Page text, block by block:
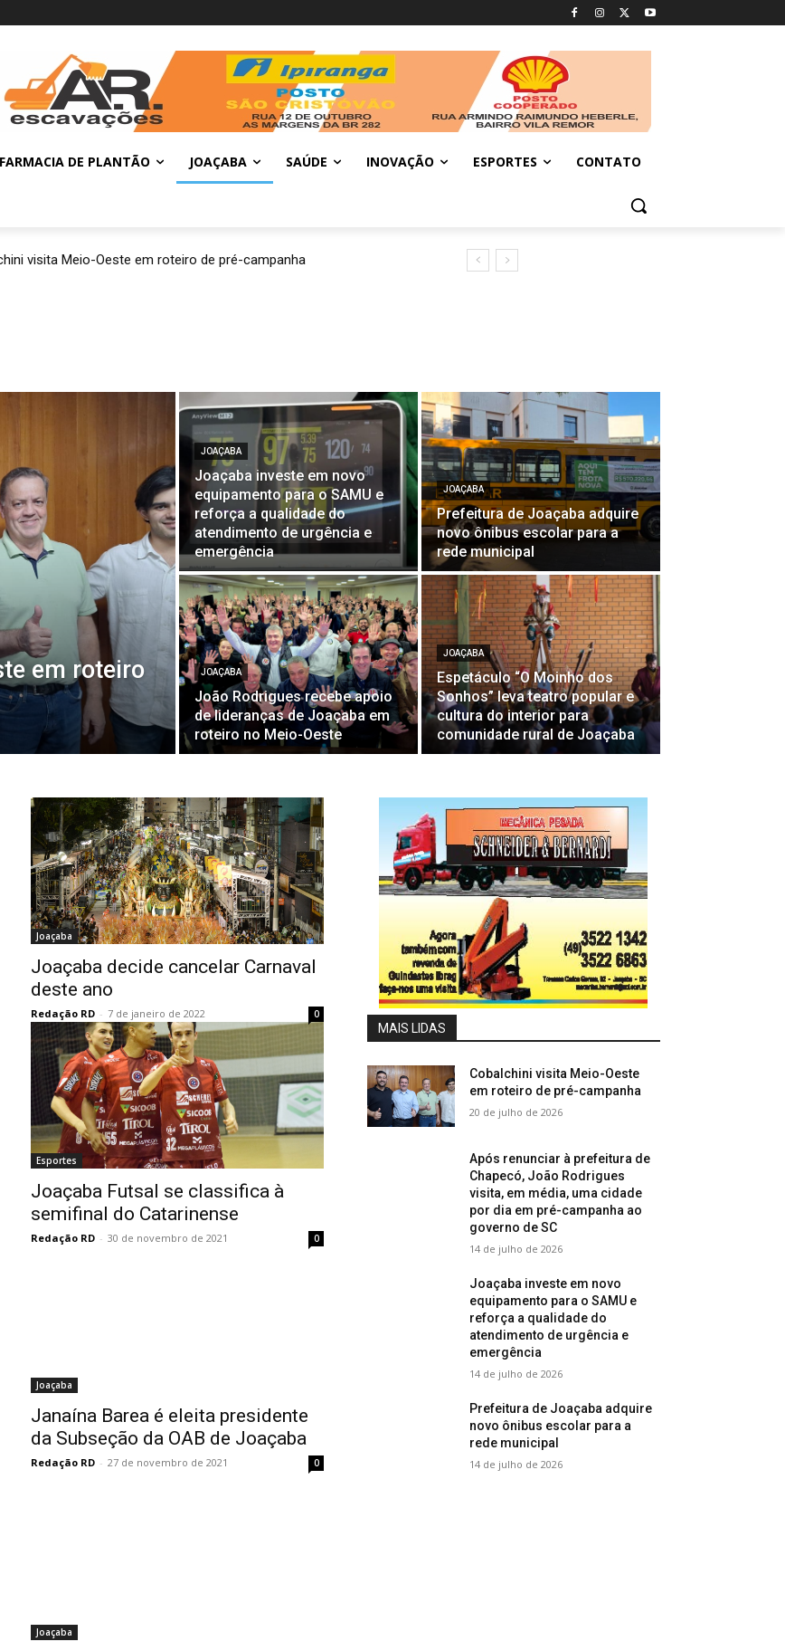
FARMACIA DE PLANTÃO JOAÇABA SAÚDE INOVAÇÃO ESPORTES CONTATO
visita Meio-Oeste em roteiro de pré-campanha
em roteiro
JOAÇABA
Joaçaba investe em novo
equipamento para o SAMU e
reforça a qualidade do
atendimento de urgência e
emergência
JOAÇABA
Prefeitura de Joaçaba adquire
novo ônibus escolar para a
rede municipal
JOAÇABA
João Rodrigues recebe apoio
de lideranças de Joaçaba em
roteiro no Meio-Oeste
JOAÇABA
Espetáculo “O Moinho dos
Sonhos” leva teatro popular e
cultura do interior para
comunidade rural de Joaçaba
Joaçaba
Joaçaba decide cancelar Carnaval
deste ano
Redação RD - 7 de janeiro de 2022 0
Esportes
Joaçaba Futsal se classifica à
semifinal do Catarinense
Redação RD - 30 de novembro de 2021 0
Joaçaba
Janaína Barea é eleita presidente
da Subseção da OAB de Joaçaba
Redação RD - 27 de novembro de 2021 0
Joaçaba
MAIS LIDAS
Cobalchini visita Meio-Oeste
em roteiro de pré-campanha
20 de julho de 2026
Após renunciar à prefeitura de
Chapecó, João Rodrigues
visita, em média, uma cidade
por dia em pré-campanha ao
governo de SC
14 de julho de 2026
Joaçaba investe em novo
equipamento para o SAMU e
reforça a qualidade do
atendimento de urgência e
emergência
14 de julho de 2026
Prefeitura de Joaçaba adquire
novo ônibus escolar para a
rede municipal
14 de julho de 2026